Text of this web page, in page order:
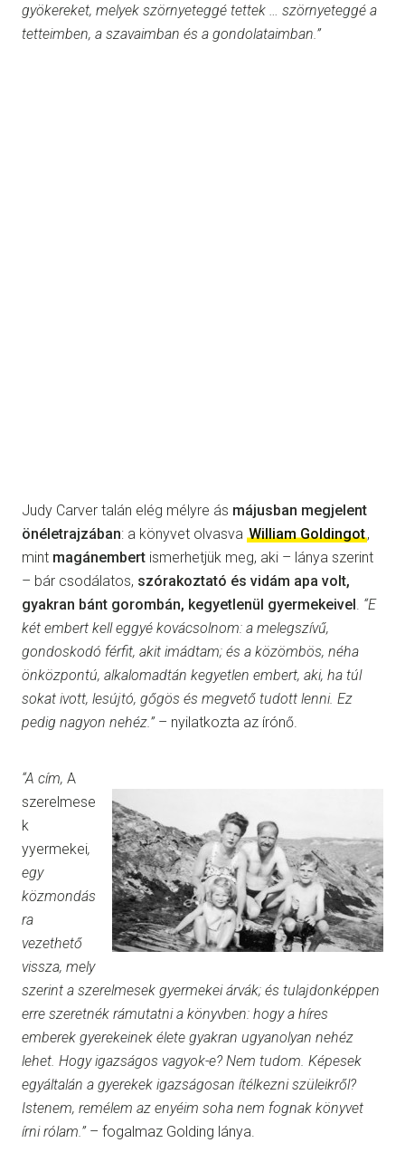
gyökereket, melyek szörnyeteggé tettek … szörnyeteggé a
tetteimben, a szavaimban és a gondolataimban.”
Judy Carver talán elég mélyre ás májusban megjelent
önéletrajzában: a könyvet olvasva William Goldingot,
mint magánembert ismerhetjük meg, aki – lánya szerint
– bár csodálatos, szórakoztató és vidám apa volt,
gyakran bánt gorombán, kegyetlenül gyermekeivel “E
két embert kell eggyé kovácsolnom: a melegszívű,
gondoskodó férfit, akit imádtam; és a közömbös, néha
önközpontú, alkalomadtán kegyetlen embert, aki, ha túl
sokat ivott, lesújtó, gőgös és megvető tudott lenni. Ez
pedig nagyon nehéz.”– nyilatkozta az írónő.
“A cím, A
szerelmese
k
yyermekei,
egy
közmondás
ra
vezethető
vissza, mely
szerint a szerelmesek gyermekei árvák; és tulajdonképpen
erre szeretnék rámutatni a könyvben: hogy a híres
emberek gyerekeinek élete gyakran ugyanolyan nehéz
lehet. Hogy igazságos vagyok-e? Nem tudom. Képesek
egyáltalán a gyerekek igazságosan ítélkezni szüleikről?
Istenem, remélem az enyéim soha nem fognak könyvet
írni rólam.” – fogalmaz Golding lánya.